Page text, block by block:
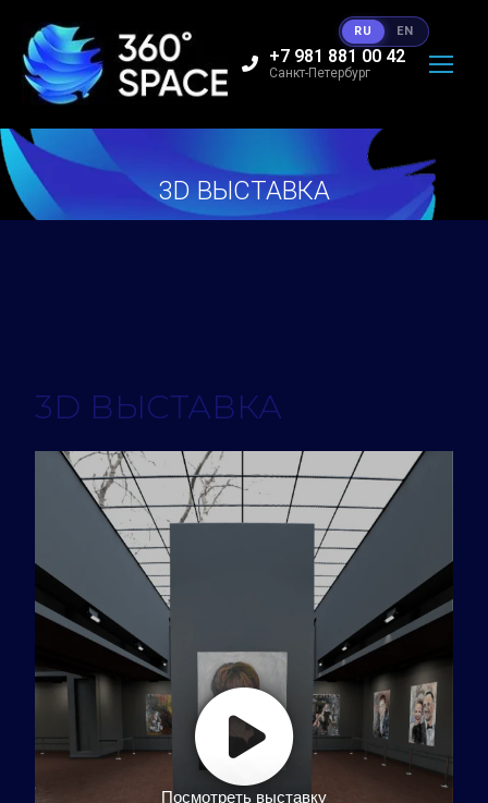
+7 981 881 00 42
Санкт-Петербург
3D ВЫСТАВКА
Вы здесь:
3D ВЫСТАВКА
Посмотреть выставку
RU EN